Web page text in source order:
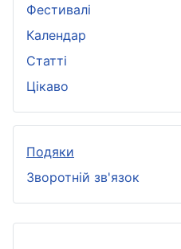
Фестивалі
Календар
Статті
Цікаво
Подяки
Зворотній зв'язок